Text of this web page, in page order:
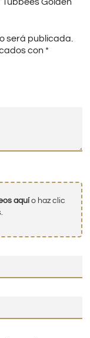
será publicada.
con *
aquío haz clic